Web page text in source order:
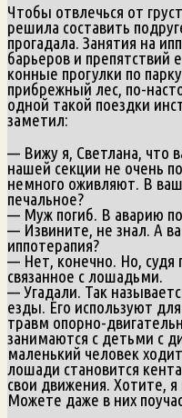
Чтобы отвлечься от
решила составить
прогадала. Занятия на
барьеров и препятствий
конные прогулки по
прибрежный лес, по-
одной такой поездки
заметил:
— Вижу я, Светлана, что
нашей секции не очень
немного оживляют. В
печальное?
— Муж погиб. В аварию
— Извините, не знал. А
иппотерапия?
— Нет, конечно. Но, судя
связанное с лошадьми.
— Угадали. Так
езды. Его используют
травм опорно-
занимаются с детьми с
маленький человек
лошади становится
свои движения. Хотите,
Можете даже в них